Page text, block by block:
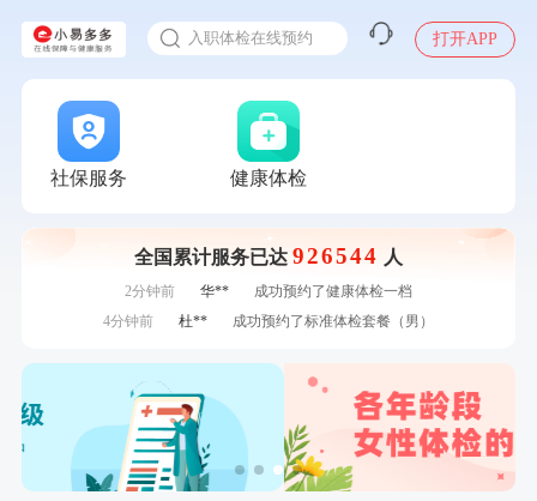
入职体检在线预约
打开APP
社保服务 健康体检
全国累计服务已达 926544 人
7分钟前 叶**
成功预约了女性防癌筛查套餐
7分钟前
李**
购买了七年五季黑咖啡速溶低脂无添加蔗糖美式咖啡粉
刚刚 何*
购买了K3颈椎按摩仪（浅灰色）
刚刚
购买了K3颈椎按摩仪（浅灰色）
成功预约了尊享版孕前套餐（女）
刚刚
成功预约了尊享版孕前套餐（女）
1分钟前
购买了汤臣倍健多维男士多种维生素矿物质片1.5g*60片*2
瓶
2分钟前 陆**
购买了固本堂阿胶糕传统口味400g
2分钟前
华**
成功预约了健康体检一档
4分钟前
杜**
成功预约了标准体检套餐（男）
6分钟前
购买了美的体重秤 MO-CW5 白色
6分钟前
王**
成功预约女性常规体检套餐
7分钟前
叶**
成功预约了女性防癌筛查套餐
李**
购买了七年五季黑咖啡速溶低脂无添加蔗糖美式咖啡粉
24g*2盒